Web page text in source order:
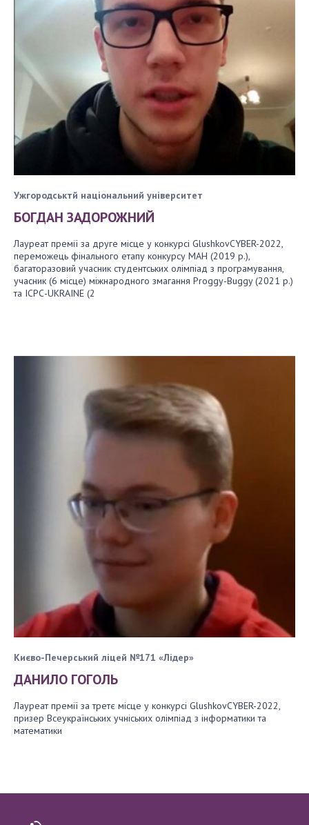
Ужгородськтй національний університет
БОГДАН ЗАДОРОЖНИЙ
Лауреат премії за друге місце у конкурсі GlushkovCYBER-2022,
переможець фінального етапу конкурсу МАН (2019 р.),
багаторазовий учасник студентських олімпіад з програмування,
учасник (6 місце) міжнародного змагання Proggy-Buggy (2021 р.)
та ІСРС-UKRAINE (2
Києво-Печерський ліцей №171 «Лідер»
ДАНИЛО ГОГОЛЬ
Лауреат премії за третє місце у конкурсі GlushkovCYBER-2022,
призер Всеукраїнських учніських олімпіад з інформатики та
математики